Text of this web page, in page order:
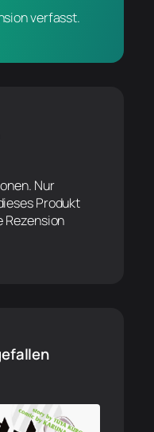
verfasst.
Nur
Produkt
Rezension